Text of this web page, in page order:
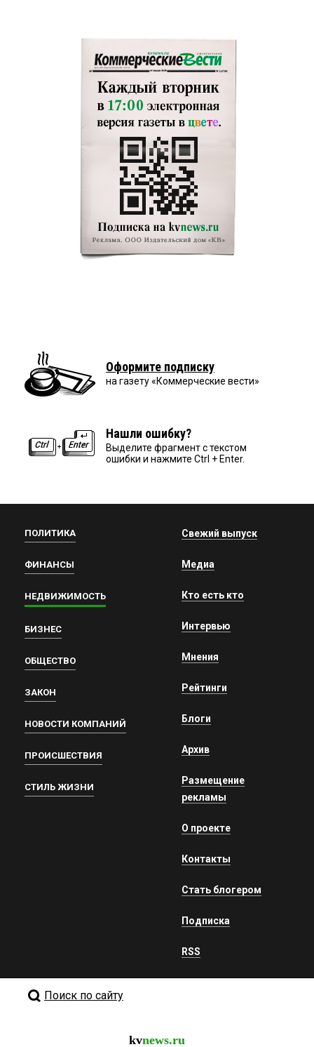
Оформите подписку
на газету «Коммерческие вести»
Нашли ошибку?
Выделите фрагмент с текстом
ошибки и нажмите Ctrl + Enter.
ПОЛИТИКА
ФИНАНСЫ
НЕДВИЖИМОСТЬ
БИЗНЕС
ОБЩЕСТВО
ЗАКОН
НОВОСТИ КОМПАНИЙ
ПРОИСШЕСТВИЯ
СТИЛЬ ЖИЗНИ
Свежий выпуск
Медиа
Кто есть кто
Интервью
Мнения
Рейтинги
Блоги
Архив
Размещение
рекламы
О проекте
Контакты
Стать блогером
Подписка
RSS
Поиск по сайту
kvnews.ru